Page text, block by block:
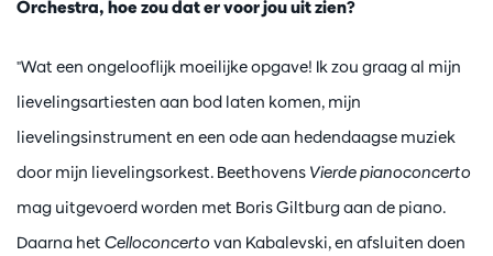
Orchestra, hoe zou dat er voor jou uit zien?
"Wat een ongelooflijk moeilijke opgave! Ik zou graag al mijn
lievelingsartiesten aan bod laten komen, mijn
lievelingsinstrument en een ode aan hedendaagse muziek
door mijn lievelingsorkest. Beethovens Vierde pianoconcerto
mag uitgevoerd worden met Boris Giltburg aan de piano.
Daarna het Celloconcerto van Kabalevski, en afsluiten doen